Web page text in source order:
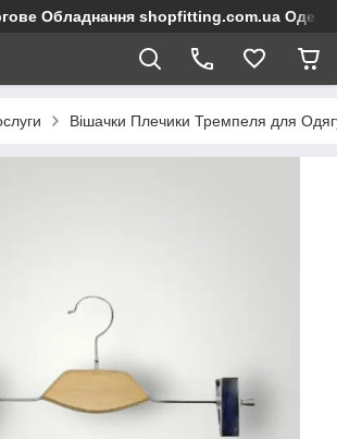
Обладнання shopfitting.com.ua Одеса
Вішачки Плечики Тремпеля для